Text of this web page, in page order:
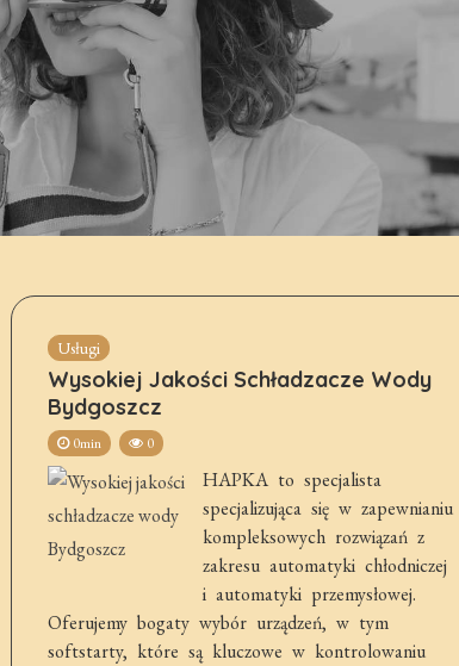
Usługi
Wysokiej Jakości Schładzacze Wody
Bydgoszcz
0min 0
HAPKA to specjalista
specjalizująca się w zapewnianiu
kompleksowych rozwiązań z
zakresu automatyki chłodniczej
i automatyki przemysłowej.
Oferujemy bogaty wybór urządzeń, w tym
softstarty, które są kluczowe w kontrolowaniu